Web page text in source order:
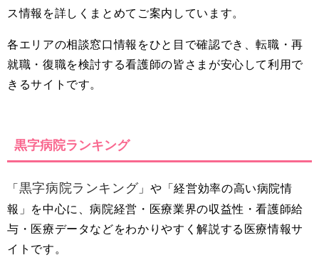
ス情報を詳しくまとめてご案内しています。
各エリアの相談窓口情報をひと目で確認でき、転職・再
就職・復職を検討する看護師の皆さまが安心して利用で
きるサイトです。
黒字病院ランキング
「 黒字病院ランキング 」や「経営効率の高い病院情
報」を中心に、病院経営・医療業界の収益性・看護師給
与・医療データなどをわかりやすく解説する医療情報サ
イトです。